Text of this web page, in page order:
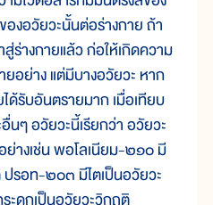
งอวัยวะนั้นต่อร่างกาย ถ้า
ร่างกายแล้ว ก่อให้เกิดความ
อย่าง แต่มีบางอวัยวะ หาก
ด้รับอันตรายมาก เมื่อเทียบ
ๆ อวัยวะนี้เรียกว่า อวัยวะ
างเช่น พอโลเนียม-๒๑๐ มี
ปรอท-๒๐๓ มีไตเป็นอวัยวะ